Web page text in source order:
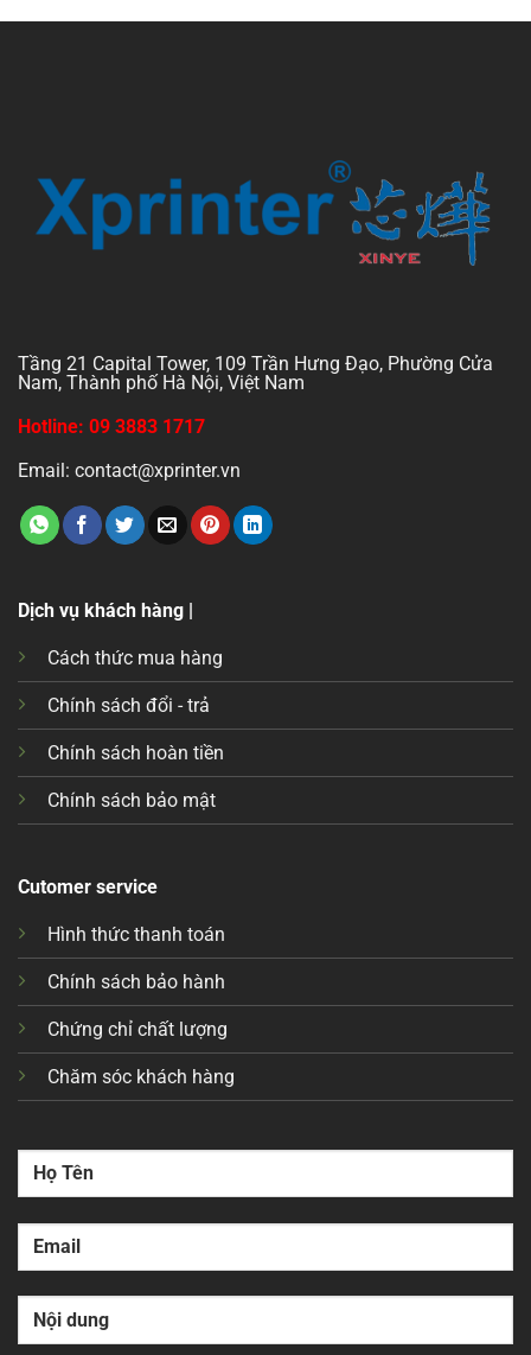
Tầng 21 Capital Tower, 109 Trần Hưng Đạo, Phường Cửa
Nam, Thành phố Hà Nội, Việt Nam
Hotline: 09 3883 1717
Email: contact@xprinter.vn
Dịch vụ khách hàng |
Cách thức mua hàng
Chính sách đổi - trả
Chính sách hoàn tiền
Chính sách bảo mật
Cutomer service
Hình thức thanh toán
Chính sách bảo hành
Chứng chỉ chất lượng
Chăm sóc khách hàng